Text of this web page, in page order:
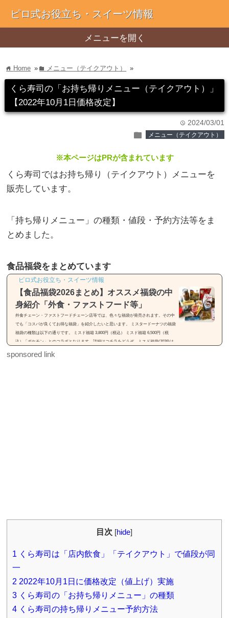
ピロ式お役立ち・スイーツ情報
メニューを開く
home Home » folder メニュー（テイクアウト） »
くら寿司の「お持ち帰りメニュー（テイクアウト）」
【2022年10月1日価格改定】
time 2024/03/01
folder メニュー（テイクアウト）
※本ページはPRが含まれています
くら寿司ではお持ち帰り（テイクアウト）メニューを
販売しています。
「持ち帰りメニュー」の種類・値段・予約方法等をま
とめました。
食品福袋をまとめています
ピロ式お役立ち・スイーツ情報
【食品福袋2026まとめ】オススメ福袋の中
身紹介「外食・ファストフード等」
外食チェーン・ファストフードチェーン店等では、色々な福袋が発売されます。その中
でも「コスパが良くてお得な福袋」を紹介したいと思います。 ミスタードーナツの福袋
福袋の種類は以下の通りです。 ミスド福箱 3,800円（税込） ミスド福箱 6,500円（税
込）「ポケモン」とのコラボとなります。詳細はコチラをどうぞ。ミスド福袋(2026)は
sponsored link
目次 [hide]
1 くら寿司は「店内飲食」「テイクアウト」で値段が同
一
2 2022年10月1日に価格改定（値上げ）実施
3 くら寿司の「お持ち帰りメニュー」の種類
4 くら寿司の持ち帰りメニュー予約方法